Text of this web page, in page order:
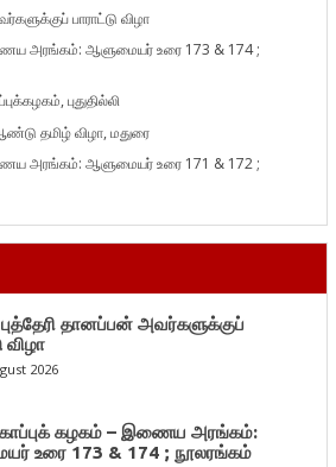
பாராட்டு விழா
அரங்கம்: ஆளுமையர் உரை 173 & 174 ;
புதுதில்லி
தமிழ் விழா, மதுரை
அரங்கம்: ஆளுமையர் உரை 171 & 172 ;
தானப்பன் அவர்களுக்குப்
விழா
2026
காப்புக் கழகம் – இணைய அரங்கம்:
உரை 173 & 174 ; நூலரங்கம்